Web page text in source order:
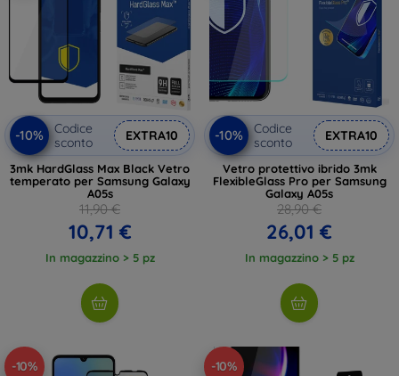
-10%
Codice
sconto
EXTRA10
3mk HardGlass Max Black Vetro
temperato per Samsung Galaxy
A05s
11,90 €
10,71 €
In magazzino > 5 pz
-10%
Codice
sconto
EXTRA10
Vetro protettivo ibrido 3mk
FlexibleGlass Pro per Samsung
Galaxy A05s
28,90 €
26,01 €
In magazzino > 5 pz
-10% -10%